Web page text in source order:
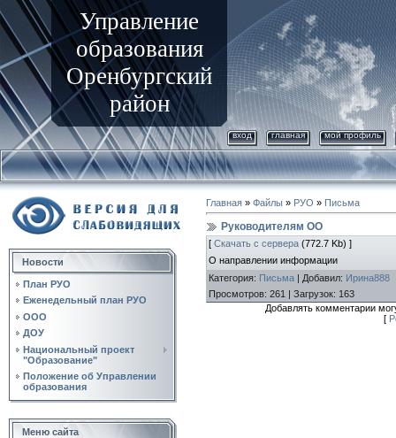
Управление
образования
Оренбургский
район
вход главная мой профиль
Новости
План РУО
Еженедельный план РУО
ООО
ДОУ
Национальный проект
"Образование"
Положение об Управлении
образования
Меню сайта
Главная » Файлы » РУО » Письма
Руководителям ОО
[ Скачать с сервера (772.7 Kb) ]
О направлении информации
Категория: Письма | Добавил: Ирина888
Просмотров: 261 | Загрузок: 163
Добавлять комментарии
[